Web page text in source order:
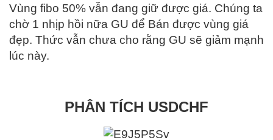
Vùng fibo 50% vẫn đang giữ được giá. Chúng ta
chờ 1 nhịp hồi nữa GU để Bán được vùng giá
đẹp. Thức vẫn chưa cho rằng GU sẽ giảm mạnh
lúc này.
PHÂN TÍCH USDCHF